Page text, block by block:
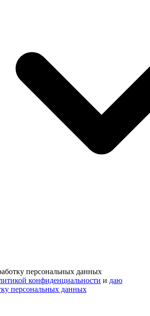
персональных данных
конфиденциальности и даю
персональных данных